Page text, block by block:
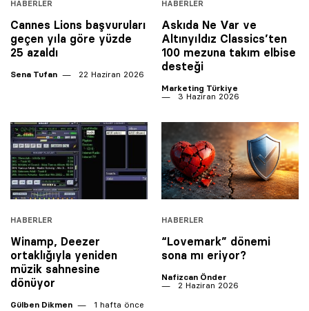
HABERLER
Cannes Lions başvuruları
geçen yıla göre yüzde
25 azaldı
Sena Tufan 22 Haziran 2026
HABERLER
Askıda Ne Var ve
Altınyıldız Classics’ten
100 mezuna takım elbise
desteği
Marketing Türkiye
3 Haziran 2026
HABERLER
Winamp, Deezer
ortaklığıyla yeniden
müzik sahnesine
dönüyor
Gülben Dikmen 1 hafta önce
HABERLER
“Lovemark” dönemi
sona mı eriyor?
Nafizcan Önder
2 Haziran 2026